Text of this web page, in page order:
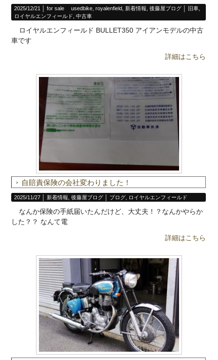
2025/12/21 │ for sale usedbike, royalenfield, 新着情報 後藤屋ブログ│ 旧車,
ロイヤルエンフィールド 中古車
ロイヤルエンフィールド BULLET350 アイアンモデルの中古
車です
詳細はこちら
自賠責保険の会社変わりました！
2025/11/27 │ 新着情報 後藤屋ブログ│ ブログ, ロイヤルエンフィールド
なんか保険の手紙届いたんだけど、大丈夫！？なんかやらか
した？？ なんて電
詳細はこちら